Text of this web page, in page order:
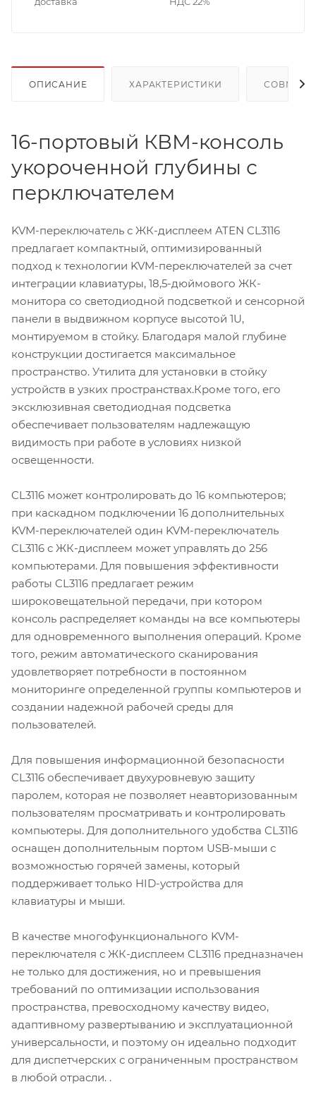
ОПИСАНИЕ ХАРАКТЕРИСТИКИ
16-портовый КВМ-консоль
укороченной глубины с
перключателем
KVM-переключатель с ЖК-дисплеем ATEN CL3116
предлагает компактный, оптимизированный
подход к технологии KVM-переключателей за счет
интеграции клавиатуры, 18,5-дюймового ЖК-
монитора со светодиодной подсветкой и сенсорной
панели в выдвижном корпусе высотой 1U,
монтируемом в стойку. Благодаря малой глубине
конструкции достигается максимальное
пространство. Утилита для установки в стойку
устройств в узких пространствах.Кроме того, его
эксклюзивная светодиодная подсветка
обеспечивает пользователям надлежащую
видимость при работе в условиях низкой
освещенности.
CL3116 может контролировать до 16 компьютеров;
при каскадном подключении 16 дополнительных
KVM-переключателей один KVM-переключатель
CL3116 с ЖК-дисплеем может управлять до 256
компьютерами. Для повышения эффективности
работы CL3116 предлагает режим
широковещательной передачи, при котором
консоль распределяет команды на все компьютеры
для одновременного выполнения операций. Кроме
того, режим автоматического сканирования
удовлетворяет потребности в постоянном
мониторинге определенной группы компьютеров и
создании надежной рабочей среды для
пользователей.
Для повышения информационной безопасности
CL3116 обеспечивает двухуровневую защиту
паролем, которая не позволяет неавторизованным
пользователям просматривать и контролировать
компьютеры. Для дополнительного удобства CL3116
оснащен дополнительным портом USB-мыши с
возможностью горячей замены, который
поддерживает только HID-устройства для
клавиатуры и мыши.
В качестве многофункционального KVM-
переключателя с ЖК-дисплеем CL3116 предназначен
не только для достижения, но и превышения
требований по оптимизации использования
пространства, превосходному качеству видео,
адаптивному развертыванию и эксплуатационной
универсальности, и поэтому он идеально подходит
для диспетчерских с ограниченным пространством
в любой отрасли. .